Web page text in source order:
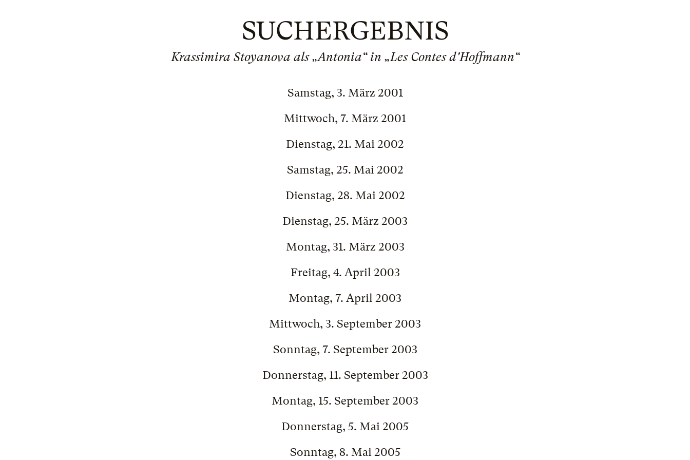
SUCHERGEBNIS
Krassimira Stoyanova als „Antonia“ in „Les Contes d'Hoffmann“
Samstag, 3. März 2001
Mittwoch, 7. März 2001
Dienstag, 21. Mai 2002
Samstag, 25. Mai 2002
Dienstag, 28. Mai 2002
Dienstag, 25. März 2003
Montag, 31. März 2003
Freitag, 4. April 2003
Montag, 7. April 2003
Mittwoch, 3. September 2003
Sonntag, 7. September 2003
Donnerstag, 11. September 2003
Montag, 15. September 2003
Donnerstag, 5. Mai 2005
Sonntag, 8. Mai 2005